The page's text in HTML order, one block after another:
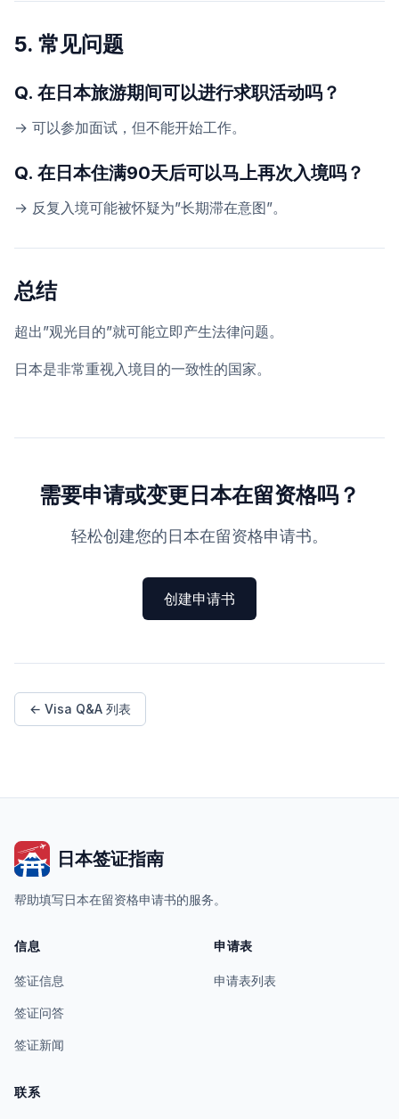
5. 常见问题
Q. 在日本旅游期间可以进行求职活动吗？
→ 可以参加面试，但不能开始工作。
Q. 在日本住满90天后可以马上再次入境吗？
→ 反复入境可能被怀疑为”长期滞在意图”。
总结
超出”观光目的”就可能立即产生法律问题。
日本是非常重视入境目的一致性的国家。
需要申请或变更日本在留资格吗？
轻松创建您的日本在留资格申请书。
创建申请书
← Visa Q&A 列表
日本签证指南
帮助填写日本在留资格申请书的服务。
信息
签证信息
签证问答
签证新闻
申请表
申请表列表
联系